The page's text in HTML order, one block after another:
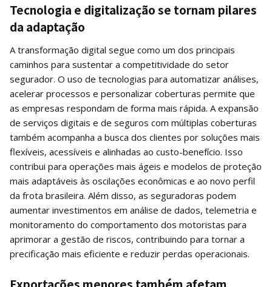
Tecnologia e digitalização se tornam pilares
da adaptação
A transformação digital segue como um dos principais
caminhos para sustentar a competitividade do setor
segurador. O uso de tecnologias para automatizar análises,
acelerar processos e personalizar coberturas permite que
as empresas respondam de forma mais rápida. A expansão
de serviços digitais e de seguros com múltiplas coberturas
também acompanha a busca dos clientes por soluções mais
flexíveis, acessíveis e alinhadas ao custo-benefício. Isso
contribui para operações mais ágeis e modelos de proteção
mais adaptáveis às oscilações econômicas e ao novo perfil
da frota brasileira. Além disso, as seguradoras podem
aumentar investimentos em análise de dados, telemetria e
monitoramento do comportamento dos motoristas para
aprimorar a gestão de riscos, contribuindo para tornar a
precificação mais eficiente e reduzir perdas operacionais.
Exportações menores também afetam